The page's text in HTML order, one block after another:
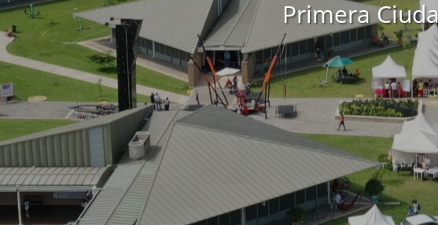
Primera